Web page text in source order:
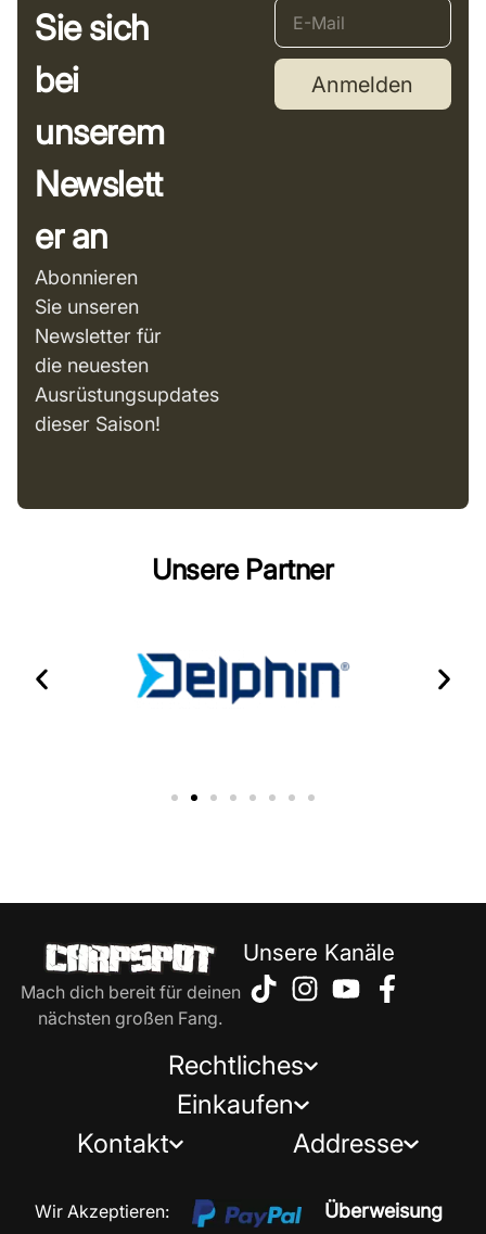
Sie sich
bei
unserem
Newslett
er an
Abonnieren
Sie unseren
Newsletter für
die neuesten
Ausrüstungsupdates
dieser Saison!
Anmelden
Unsere Partner
Mach dich bereit für deinen
nächsten großen Fang.
Unsere Kanäle
Rechtliches
Einkaufen
Kontakt
Addresse
Wir Akzeptieren: Überweisung